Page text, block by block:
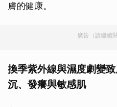
膚的健康。
廣告（請繼續
換季紫外線與濕度劇變
沉、發癢與敏感肌